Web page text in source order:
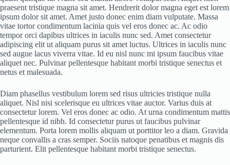
praesent tristique magna sit amet. Hendrerit dolor magna eget est lorem
ipsum dolor sit amet. Amet justo donec enim diam vulputate. Massa
vitae tortor condimentum lacinia quis vel eros donec ac. Ac odio
tempor orci dapibus ultrices in iaculis nunc sed. Amet consectetur
adipiscing elit ut aliquam purus sit amet luctus. Ultrices in iaculis nunc
sed augue lacus viverra vitae. Id eu nisl nunc mi ipsum faucibus vitae
aliquet nec. Pulvinar pellentesque habitant morbi tristique senectus et
netus et malesuada.
Diam phasellus vestibulum lorem sed risus ultricies tristique nulla
aliquet. Nisl nisi scelerisque eu ultrices vitae auctor. Varius duis at
consectetur lorem. Vel eros donec ac odio. At urna condimentum mattis
pellentesque id nibh. Id consectetur purus ut faucibus pulvinar
elementum. Porta lorem mollis aliquam ut porttitor leo a diam. Gravida
neque convallis a cras semper. Sociis natoque penatibus et magnis dis
parturient. Elit pellentesque habitant morbi tristique senectus.